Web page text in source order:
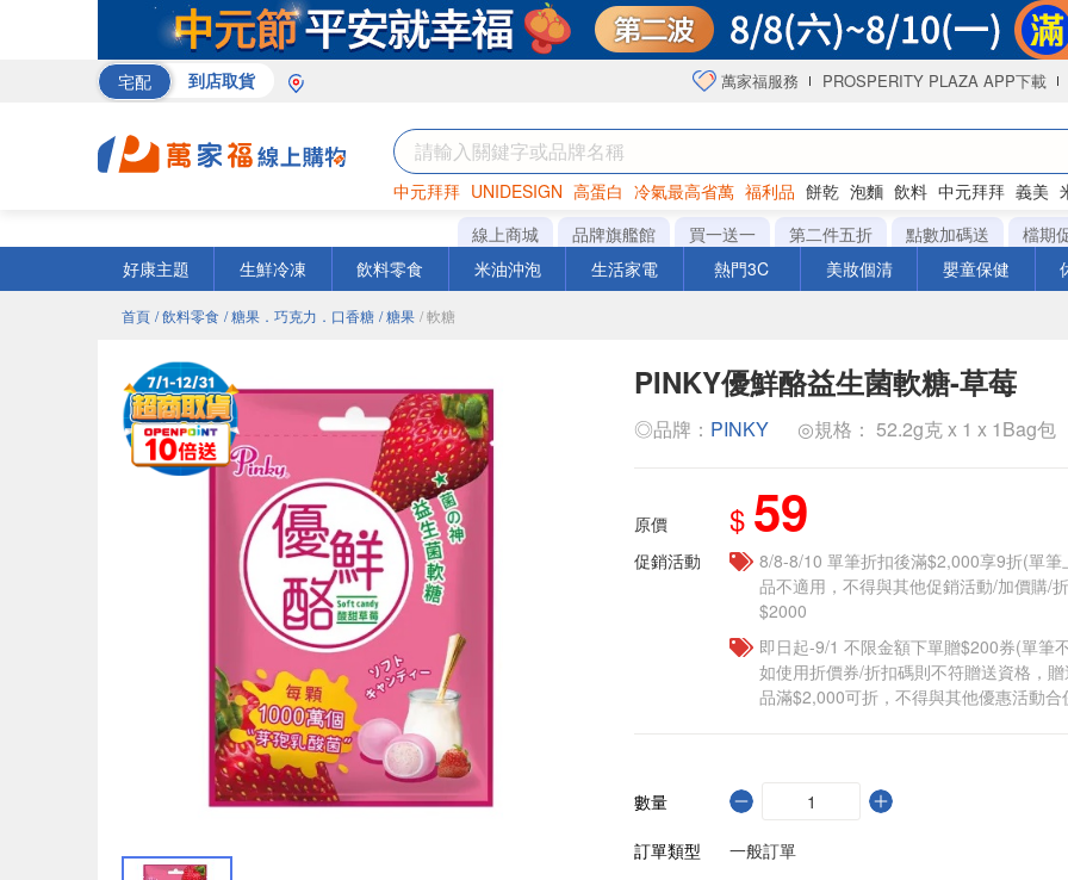
宅配 到店取貨 萬家福服務 PROSPERITY PLAZA APP下載
中元拜拜 UNIDESIGN 高蛋白 冷氣最高省萬 福利品 餅乾 泡麵 飲料 中元拜拜 義美
罐頭 海苔 洋芋片
線上商城 品牌旗艦館 買一送一 第二件五折 點數加碼送
檔期
好康主題
生鮮冷凍 飲料零食 米油沖泡 生活家電 熱門3C 美妝個清 嬰童保健
首頁 / 飲料零食 / 糖果．巧克力．口香糖 / 糖果 / 軟糖
PINKY優鮮酪益生菌軟糖-草莓
◎品牌： PINKY ◎規格： 52.2g克 x 1 x 1Bag包
原價 $ 59
促銷活動
8/8-8/10 單筆折扣後滿$2,000享9折(單
品不適用，不得與其他促銷活動/加價購/
$2000
即日起-9/1 不限金額下單贈$200券(單筆
如使用折價券/折扣碼則不符贈送資格，
品滿$2,000可折，不得與其他優惠活動合
數量
訂單類型
一般訂單